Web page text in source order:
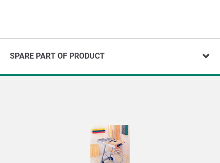
SPARE PART OF PRODUCT